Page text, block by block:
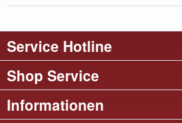
Service Hotline
Shop Service
Informationen